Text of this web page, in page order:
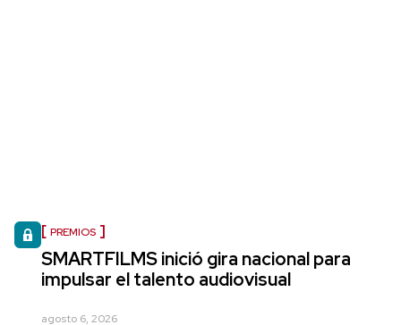
PREMIOS
SMARTFILMS inició gira nacional para
impulsar el talento audiovisual
agosto 6, 2026